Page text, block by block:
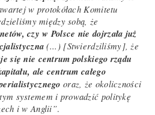
w protokółach Komitetu
między sobą, że
czy w Polsce nie dojrzała już
(...) [Stwierdziliśmy], że
się nie centrum polskiego rządu
ale centrum całego
oraz, że okoliczności
systemem i prowadzić politykę
i w Anglii”.